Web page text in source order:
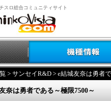
スロ総合コミュニティサイト
> サンセイR&D > e結城友奈は勇者
奈は勇者である～極限7500～